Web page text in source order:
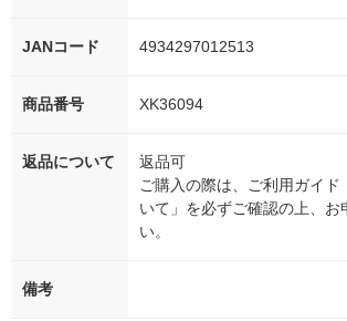
JANコード 4934297012513
商品番号 XK36094
返品について
返品可
ご購入の際は、ご利用ガイド
いて」を必ずご確認の上、お
い。
備考